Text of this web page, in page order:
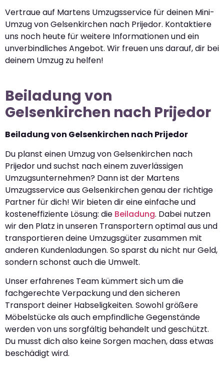
Vertraue auf Martens Umzugsservice für deinen Mini-
Umzug von Gelsenkirchen nach Prijedor. Kontaktiere
uns noch heute für weitere Informationen und ein
unverbindliches Angebot. Wir freuen uns darauf, dir bei
deinem Umzug zu helfen!
Beiladung von
Gelsenkirchen nach Prijedor
Beiladung von Gelsenkirchen nach Prijedor
Du planst einen Umzug von Gelsenkirchen nach
Prijedor und suchst nach einem zuverlässigen
Umzugsunternehmen? Dann ist der Martens
Umzugsservice aus Gelsenkirchen genau der richtige
Partner für dich! Wir bieten dir eine einfache und
kosteneffiziente Lösung: die Beiladung. Dabei nutzen
wir den Platz in unseren Transportern optimal aus und
transportieren deine Umzugsgüter zusammen mit
anderen Kundenladungen. So sparst du nicht nur Geld,
sondern schonst auch die Umwelt.
Unser erfahrenes Team kümmert sich um die
fachgerechte Verpackung und den sicheren
Transport deiner Habseligkeiten. Sowohl größere
Möbelstücke als auch empfindliche Gegenstände
werden von uns sorgfältig behandelt und geschützt.
Du musst dich also keine Sorgen machen, dass etwas
beschädigt wird.